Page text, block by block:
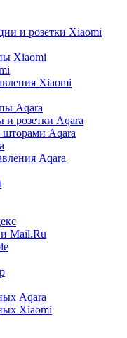
и розетки Xiaomi
Xiaomi
Xiaomi
Aqara
и розетки Aqara
шторами Aqara
Aqara
Mail.Ru
Aqara
Xiaomi